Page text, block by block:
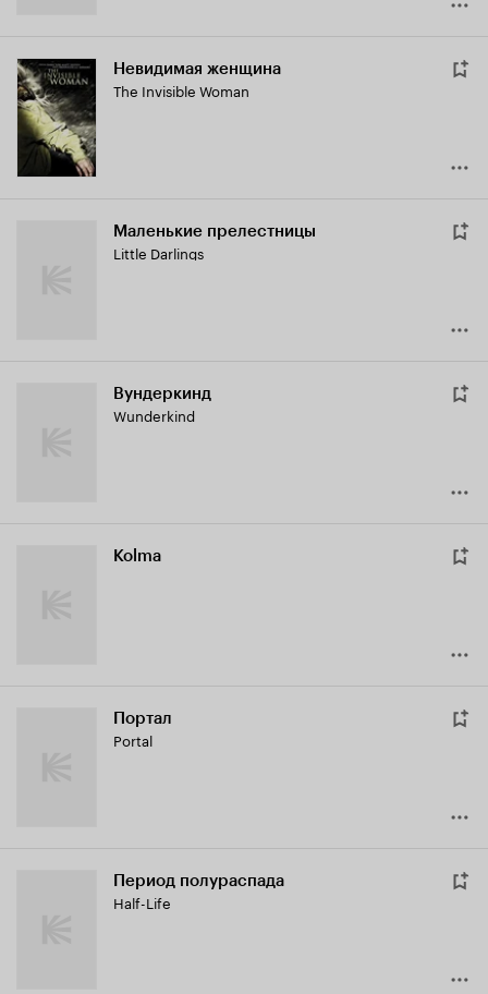
Невидимая женщина
The Invisible Woman
Маленькие прелестницы
Little Darlings
Вундеркинд
Wunderkind
Kolma
Портал
Portal
Период полураспада
Half-Life